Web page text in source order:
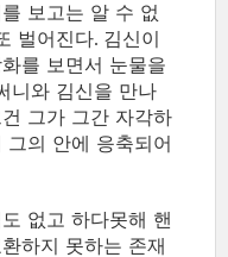
보고는 알 수 없
벌어진다. 김신이
를 보면서 눈물을
니와 김신을 만나
그가 그간 자각하
의 안에 응축되어
없고 하다못해 핸
하지 못하는 존재